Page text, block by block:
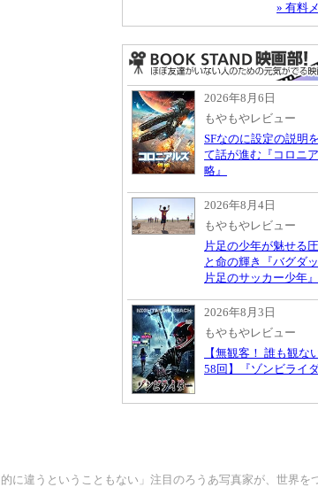
» 有料
2026年8月6日
もやもやレビュー
SFなのに設定の説明
て話が進む『コロニ
略』
2026年8月4日
もやもやレビュー
片足の少年が魅せる
と命の輝き『バグダ
片足のサッカー少年』
2026年8月3日
もやもやレビュー
【無観客！ 誰も観な
58回】『ゾンビライダ
に違うということもない」注目のろうあ写真家が、世界を